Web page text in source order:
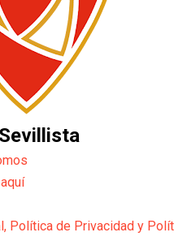
Política de Privacidad y